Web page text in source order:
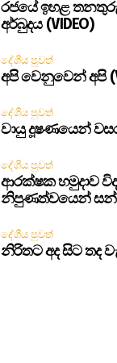
රජයේ ඉහළ
අර්බුදය (VIDEO)
දේශීය පුවත්
අපි වෙනුවෙන් අපි
දේශීය පුවත්
වායු දූෂණයෙන්
දේශීය පුවත්
ආරක්ෂක හමුදාව
නිපුණත්වයෙන්
දේශීය පුවත්
නිරිතට අද සිට තද